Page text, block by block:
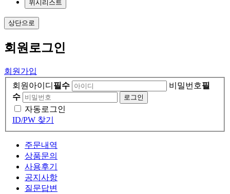
위시리스트
상단으로
회원 로그인
회원가입
회원아이디 필수 비밀번호필
수
자동로그인
ID/PW 찾기
주문내역
상품문의
사용후기
공지사항
질문답변